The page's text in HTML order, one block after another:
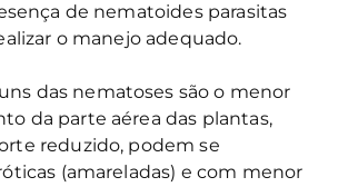
de nematoides parasitas
o manejo adequado.
das nematoses são o menor
da parte aérea das plantas,
reduzido, podem se
(amareladas) e com menor